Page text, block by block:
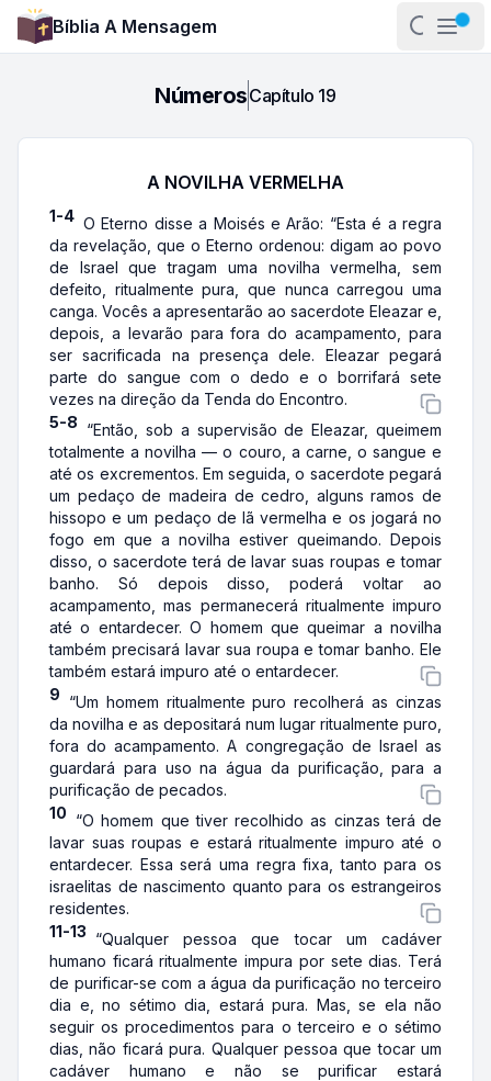
Bíblia A Mensagem
Abrir
NúmerosCapítulo 19
A NOVILHA VERMELHA
1-4 O Eterno disse a Moisés e Arão: “Esta é a regra
da revelação, que o Eterno ordenou: digam ao povo
de Israel que tragam uma novilha vermelha, sem
defeito, ritualmente pura, que nunca carregou uma
canga. Vocês a apresentarão ao sacerdote Eleazar e,
depois, a levarão para fora do acampamento, para
ser sacrificada na presença dele. Eleazar pegará
parte do sangue com o dedo e o borrifará sete
vezes na direção da Tenda do Encontro.
5-8 “Então, sob a supervisão de Eleazar, queimem
totalmente a novilha — o couro, a carne, o sangue e
até os excrementos. Em seguida, o sacerdote pegará
um pedaço de madeira de cedro, alguns ramos de
hissopo e um pedaço de lã vermelha e os jogará no
fogo em que a novilha estiver queimando. Depois
disso, o sacerdote terá de lavar suas roupas e tomar
banho. Só depois disso, poderá voltar ao
acampamento, mas permanecerá ritualmente impuro
até o entardecer. O homem que queimar a novilha
também precisará lavar sua roupa e tomar banho. Ele
também estará impuro até o entardecer.
9 “Um homem ritualmente puro recolherá as cinzas
da novilha e as depositará num lugar ritualmente puro,
fora do acampamento. A congregação de Israel as
guardará para uso na água da purificação, para a
purificação de pecados.
10 “O homem que tiver recolhido as cinzas terá de
lavar suas roupas e estará ritualmente impuro até o
entardecer. Essa será uma regra fixa, tanto para os
israelitas de nascimento quanto para os estrangeiros
residentes.
11-13 “Qualquer pessoa que tocar um cadáver
humano ficará ritualmente impura por sete dias. Terá
de purificar-se com a água da purificação no terceiro
dia e, no sétimo dia, estará pura. Mas, se ela não
seguir os procedimentos para o terceiro e o sétimo
dias, não ficará pura. Qualquer pessoa que tocar um
cadáver humano e não se purificar estará